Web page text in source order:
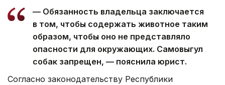
— Обязанность владельца заключается
в том, чтобы содержать животное таким
образом, чтобы оно не представляло
опасности для окружающих. Самовыгул
собак запрещен, — пояснила юрист.
Согласно законодательству Республики